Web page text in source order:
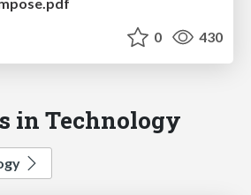
0 430
in Technology